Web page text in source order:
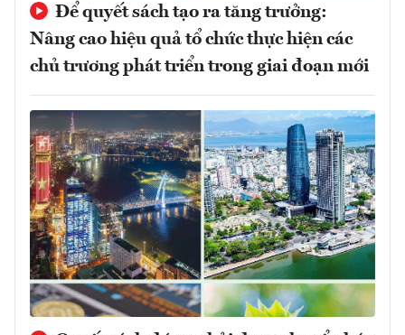
Để quyết sách tạo ra tăng trưởng:
Nâng cao hiệu quả tổ chức thực hiện các
chủ trương phát triển trong giai đoạn mới